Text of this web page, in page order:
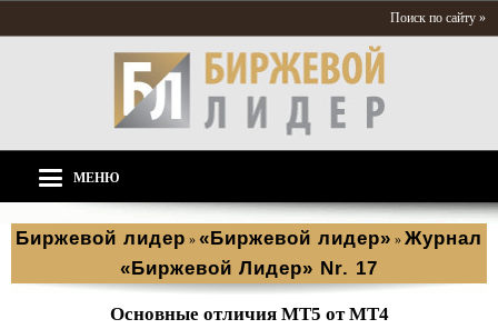
Поиск по сайту »
МЕНЮ
Биржевой лидер » «Биржевой лидер» » Журнал
«Биржевой Лидер» Nr. 17
Основные отличия МТ5 от МТ4